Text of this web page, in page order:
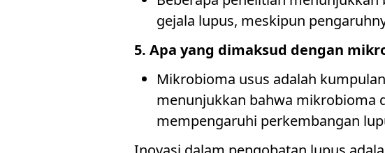
gejala lupus, meskipun
5. Apa yang dimaksud dengan
Mikrobioma usus adalah
menunjukkan bahwa mikrobioma
mempengaruhi perkembangan